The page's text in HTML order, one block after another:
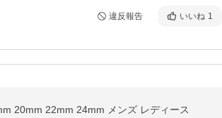
違反報告 いいね 1
20mm 22mm 24mm メンズ レディース